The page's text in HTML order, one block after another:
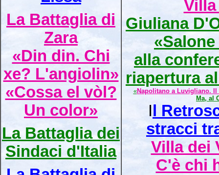
La Battaglia di
Zara
«Din din. Chi
xe? L'angiolin»
«Cossa el vòl?
Un color»
La Battaglia dei
Sindaci d'Italia
Giuliana
alla
riapertura
«Napolitano a Luvigliano. Il
Ma, al
I l
stracci
Villa dei
C'è chi